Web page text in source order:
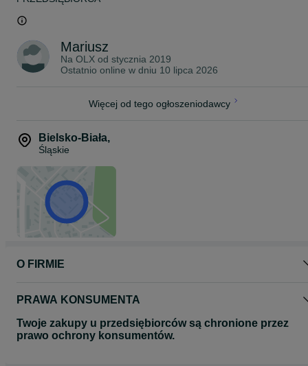
Mariusz
Na OLX od stycznia 2019
Ostatnio online w dniu 10 lipca 2026
Więcej od tego ogłoszeniodawcy
Bielsko-Biała,
Śląskie
O FIRMIE
PRAWA KONSUMENTA
Twoje zakupy u przedsiębiorców są chronione przez
prawo ochrony konsumentów.